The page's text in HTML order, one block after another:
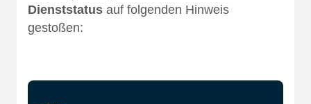
Dienststatus auf folgenden Hinweis
gestoßen: